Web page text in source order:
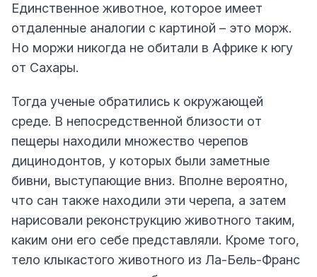
Единственное животное, которое имеет
отдаленные аналогии с картиной – это морж.
Но моржи никогда не обитали в Африке к югу
от Сахары.
Тогда ученые обратились к окружающей
среде. В непосредственной близости от
пещеры находили множество черепов
дицинодонтов, у которых были заметные
бивни, выступающие вниз. Вполне вероятно,
что сан также находили эти черепа, а затем
нарисовали реконструкцию животного таким,
каким они его себе представляли. Кроме того,
тело клыкастого животного из Ла-Бель-Франс